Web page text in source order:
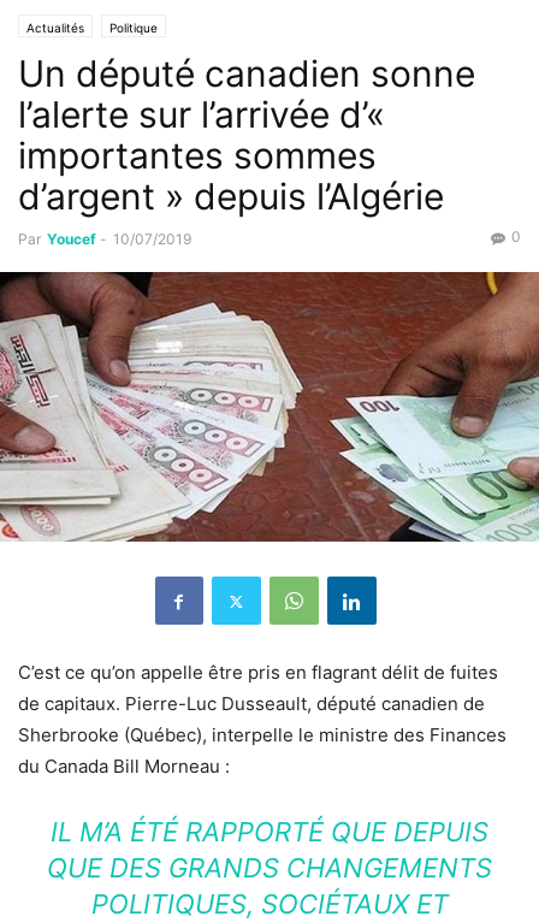
Actualités Politique
Un député canadien sonne
l’alerte sur l’arrivée d’«
importantes sommes
d’argent » depuis l’Algérie
Par Youcef - 10/07/2019 0
C’est ce qu’on appelle être pris en flagrant délit de fuites
de capitaux. Pierre-Luc Dusseault, député canadien de
Sherbrooke (Québec), interpelle le ministre des Finances
du Canada Bill Morneau :
IL M’A ÉTÉ RAPPORTÉ QUE DEPUIS
QUE DES GRANDS CHANGEMENTS
POLITIQUES, SOCIÉTAUX ET